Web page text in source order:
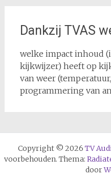
Dankzij TVAS
welke impact inhoud
kijkwijzer) heeft op
van weer
programmering van
Copyright © 2026 TV
voorbehouden. Thema:
door